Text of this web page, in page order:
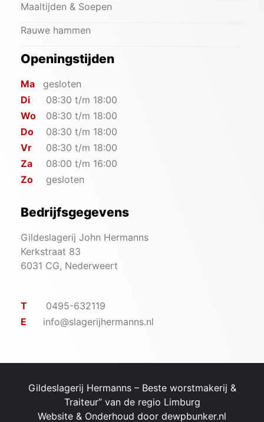
Maaltijden & Soepen
Rauwe hammen
Openingstijden
Ma
gesloten
Di
08:30 t/m 18:00
Wo
08:30 t/m 18:00
Do
08:30 t/m 18:00
Vr
08:30 t/m 18:00
Za
08:00 t/m 16:00
Zo
gesloten
Bedrijfsgegevens
Gildeslagerij John Hermanns
Kerkstraat 83
6031 CG, Nederweert
T
0495-632119
E
info@slagerijhermanns.nl
Gildeslagerij Hermanns – ​Beste worstmakerij &
Traiteur” van de regio Limburg
Website & Onderhoud door dewpbunker.nl